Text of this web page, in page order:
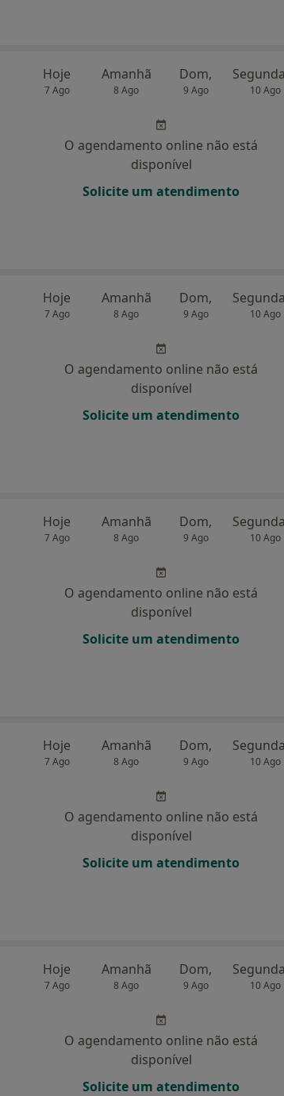
Hoje
7 Ago
Amanhã
8 Ago
Dom,
9 Ago 10 Ago
O agendamento online não está
disponível
Solicite um atendimento
Hoje
7 Ago
Amanhã
8 Ago
Dom,
9 Ago 10 Ago
O agendamento online não está
disponível
Solicite um atendimento
Hoje
7 Ago
Amanhã
8 Ago
Dom,
9 Ago 10 Ago
O agendamento online não está
disponível
Solicite um atendimento
Hoje
7 Ago
Amanhã
8 Ago
Dom,
9 Ago 10 Ago
O agendamento online não está
disponível
Solicite um atendimento
Hoje
7 Ago
Amanhã
8 Ago
Dom,
9 Ago 10 Ago
O agendamento online não está
disponível
Solicite um atendimento